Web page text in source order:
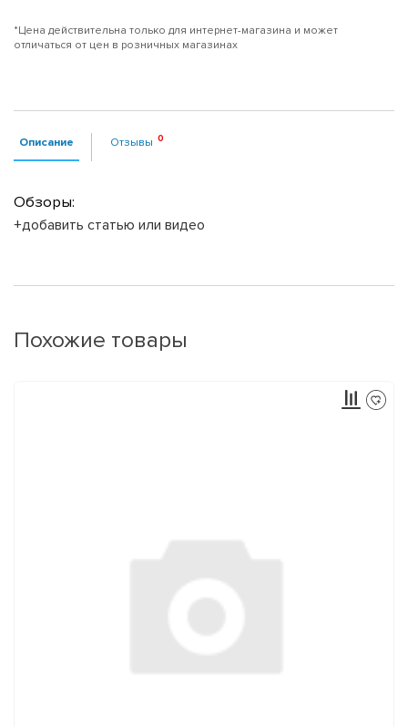
*Цена действительна только для интернет-магазина и может
отличаться от цен в розничных магазинах
Описание Отзывы
Обзоры:
+добавить статью или видео
Похожие товары